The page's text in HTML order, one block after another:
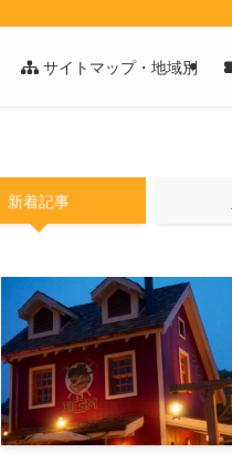
サイトマップ・地域別
新着記事